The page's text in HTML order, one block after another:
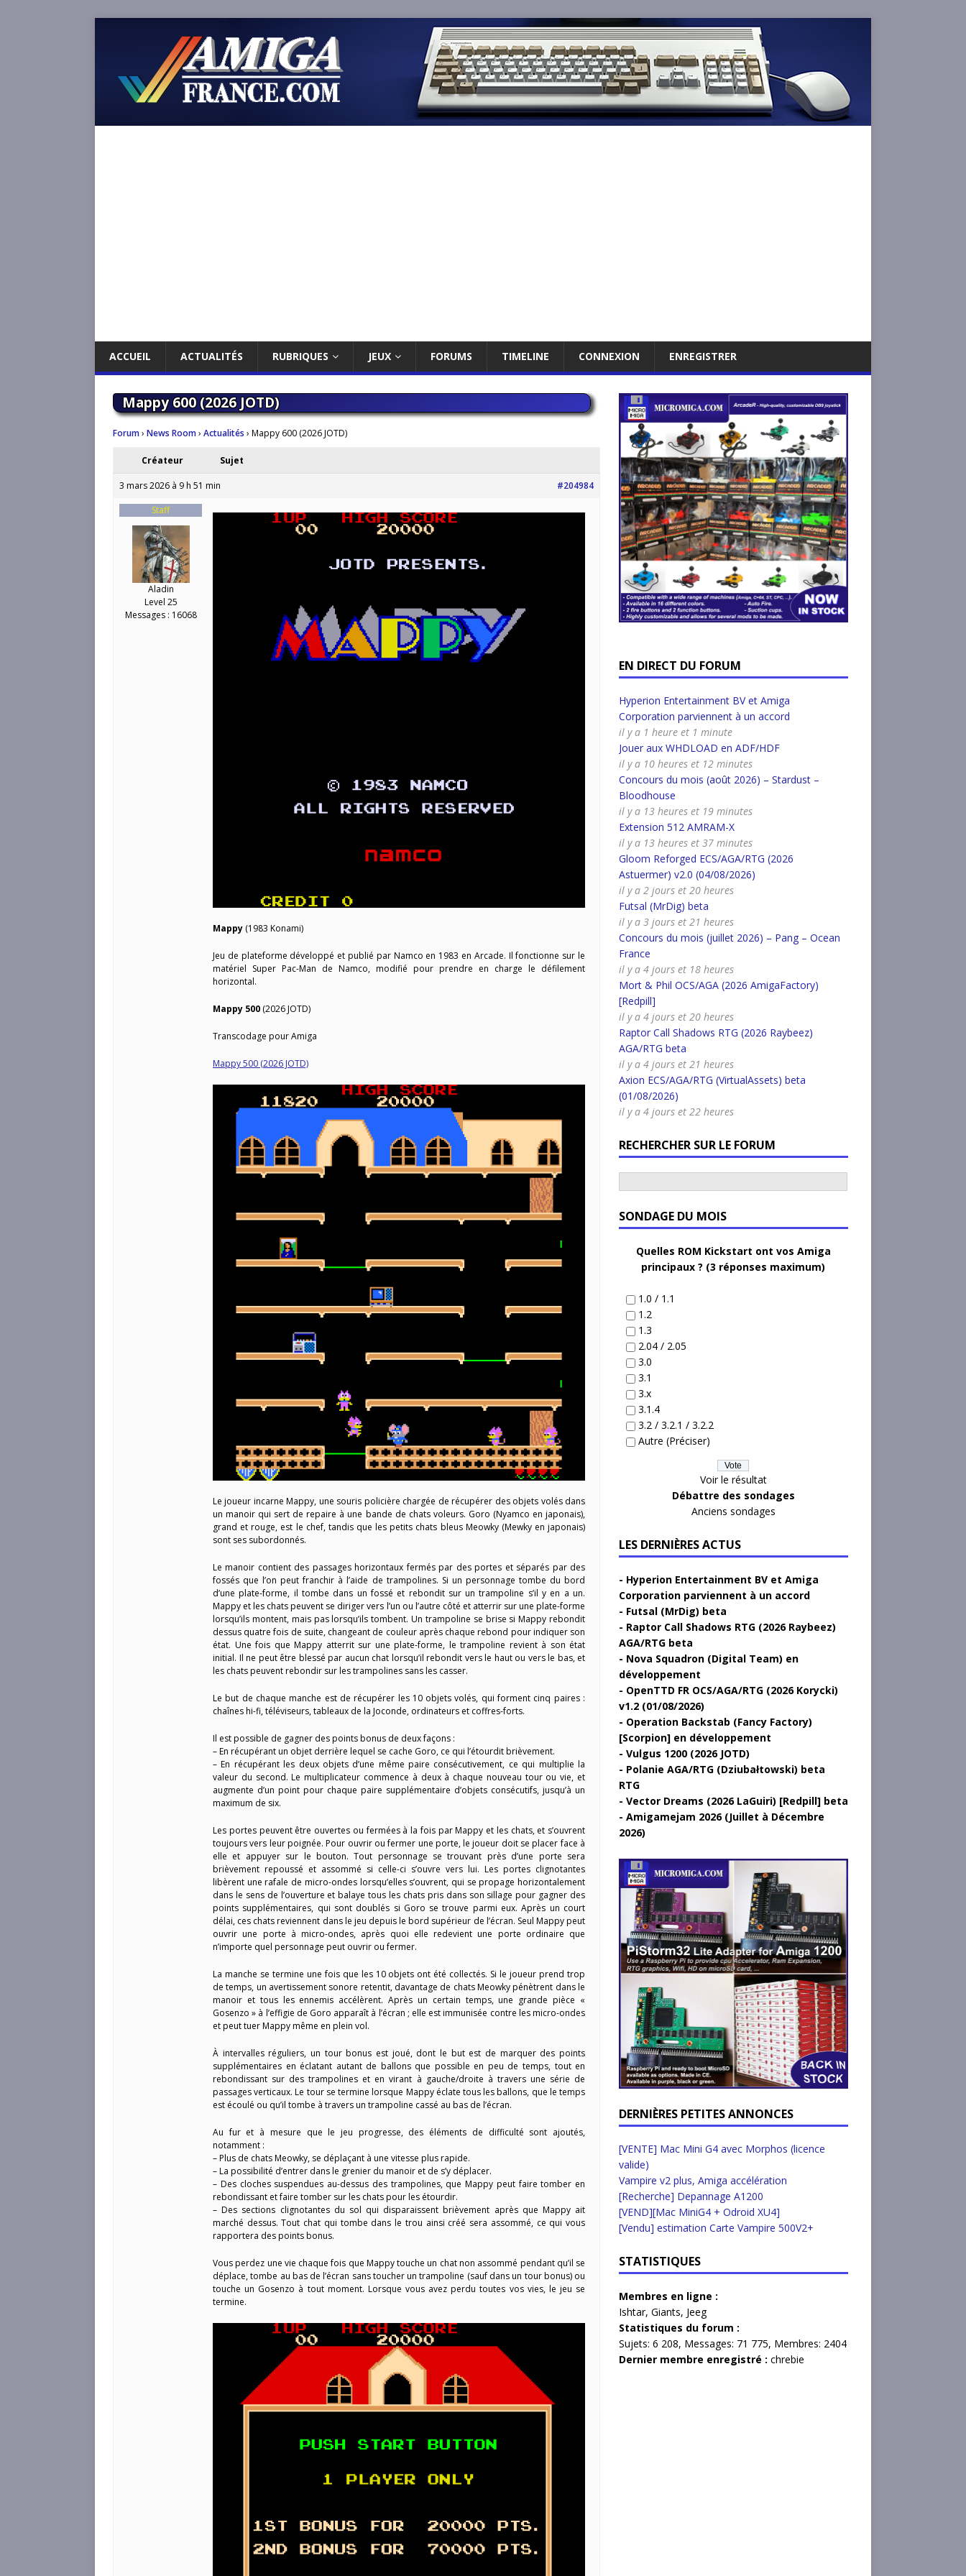
ACCUEIL ACTUALITÉS RUBRIQUES JEUX FORUMS TIMELINE CONNEXION ENREGISTRER
Mappy 600 (2026 JOTD)
Forum› News Room› Actualités › Mappy 600 (2026 JOTD)
Créateur Sujet
3 mars 2026 à 9 h 51 min
#204984
Staff
Aladin
Level 25
Messages : 16068
Mappy (1983 Konami)
Jeu de plateforme développé et publié par Namco en 1983 en Arcade. Il fonctionne sur le
matériel Super Pac-Man de Namco, modifié pour prendre en charge le défilement
horizontal.
Mappy 500 (2026 JOTD)
Transcodage pour Amiga
Mappy 500 (2026 JOTD)
Le joueur incarne Mappy, une souris policière chargée de récupérer des objets volés dans
un manoir qui sert de repaire à une bande de chats voleurs. Goro (Nyamco en japonais),
grand et rouge, est le chef, tandis que les petits chats bleus Meowky (Mewky en japonais)
sont ses subordonnés.
Le manoir contient des passages horizontaux fermés par des portes et séparés par des
fossés que l’on peut franchir à l’aide de trampolines. Si un personnage tombe du bord
d’une plate-forme, il tombe dans un fossé et rebondit sur un trampoline s’il y en a un.
Mappy et les chats peuvent se diriger vers l’un ou l’autre côté et atterrir sur une plate-forme
lorsqu’ils montent, mais pas lorsqu’ils tombent. Un trampoline se brise si Mappy rebondit
dessus quatre fois de suite, changeant de couleur après chaque rebond pour indiquer son
état. Une fois que Mappy atterrit sur une plate-forme, le trampoline revient à son état
initial. Il ne peut être blessé par aucun chat lorsqu’il rebondit vers le haut ou vers le bas, et
les chats peuvent rebondir sur les trampolines sans les casser.
Le but de chaque manche est de récupérer les 10 objets volés, qui forment cinq paires :
chaînes hi-fi, téléviseurs, tableaux de la Joconde, ordinateurs et coffres-forts.
Il est possible de gagner des points bonus de deux façons :
– En récupérant un objet derrière lequel se cache Goro, ce qui l’étourdit brièvement.
– En récupérant les deux objets d’une même paire consécutivement, ce qui multiplie la
valeur du second. Le multiplicateur commence à deux à chaque nouveau tour ou vie, et
augmente d’un point pour chaque paire supplémentaire d’objets consécutifs, jusqu’à un
maximum de six.
Les portes peuvent être ouvertes ou fermées à la fois par Mappy et les chats, et s’ouvrent
toujours vers leur poignée. Pour ouvrir ou fermer une porte, le joueur doit se placer face à
elle et appuyer sur le bouton. Tout personnage se trouvant près d’une porte sera
brièvement repoussé et assommé si celle-ci s’ouvre vers lui. Les portes clignotantes
libèrent une rafale de micro-ondes lorsqu’elles s’ouvrent, qui se propage horizontalement
dans le sens de l’ouverture et balaye tous les chats pris dans son sillage pour gagner des
points supplémentaires, qui sont doublés si Goro se trouve parmi eux. Après un court
délai, ces chats reviennent dans le jeu depuis le bord supérieur de l’écran. Seul Mappy peut
ouvrir une porte à micro-ondes, après quoi elle redevient une porte ordinaire que
n’importe quel personnage peut ouvrir ou fermer.
La manche se termine une fois que les 10 objets ont été collectés. Si le joueur prend trop
de temps, un avertissement sonore retentit, davantage de chats Meowky pénètrent dans le
manoir et tous les ennemis accélèrent. Après un certain temps, une grande pièce «
Gosenzo » à l’effigie de Goro apparaît à l’écran ; elle est immunisée contre les micro-ondes
et peut tuer Mappy même en plein vol.
À intervalles réguliers, un tour bonus est joué, dont le but est de marquer des points
supplémentaires en éclatant autant de ballons que possible en peu de temps, tout en
rebondissant sur des trampolines et en virant à gauche/droite à travers une série de
passages verticaux. Le tour se termine lorsque Mappy éclate tous les ballons, que le temps
est écoulé ou qu’il tombe à travers un trampoline cassé au bas de l’écran.
Au fur et à mesure que le jeu progresse, des éléments de difficulté sont ajoutés,
notamment :
– Plus de chats Meowky, se déplaçant à une vitesse plus rapide.
– La possibilité d’entrer dans le grenier du manoir et de s’y déplacer.
– Des cloches suspendues au-dessus des trampolines, que Mappy peut faire tomber en
rebondissant et faire tomber sur les chats pour les étourdir.
– Des sections clignotantes du sol qui disparaissent brièvement après que Mappy ait
marché dessus. Tout chat qui tombe dans le trou ainsi créé sera assommé, ce qui vous
rapportera des points bonus.
Vous perdez une vie chaque fois que Mappy touche un chat non assommé pendant qu’il se
déplace, tombe au bas de l’écran sans toucher un trampoline (sauf dans un tour bonus) ou
touche un Gosenzo à tout moment. Lorsque vous avez perdu toutes vos vies, le jeu se
termine.
EN DIRECT DU FORUM
Hyperion Entertainment BV et Amiga
Corporation parviennent à un accord
il y a 1 heure et 1 minute
Jouer aux WHDLOAD en ADF/HDF
il y a 10 heures et 12 minutes
Concours du mois (août 2026) – Stardust –
Bloodhouse
il y a 13 heures et 19 minutes
Extension 512 AMRAM-X
il y a 13 heures et 37 minutes
Gloom Reforged ECS/AGA/RTG (2026
Astuermer) v2.0 (04/08/2026)
il y a 2 jours et 20 heures
Futsal (MrDig) beta
il y a 3 jours et 21 heures
Concours du mois (juillet 2026) – Pang – Ocean
France
il y a 4 jours et 18 heures
Mort & Phil OCS/AGA (2026 AmigaFactory)
[Redpill]
il y a 4 jours et 20 heures
Raptor Call Shadows RTG (2026 Raybeez)
AGA/RTG beta
il y a 4 jours et 21 heures
Axion ECS/AGA/RTG (VirtualAssets) beta
(01/08/2026)
il y a 4 jours et 22 heures
RECHERCHER SUR LE FORUM
SONDAGE DU MOIS
Quelles ROM Kickstart ont vos Amiga
principaux ? (3 réponses maximum)
1.0 / 1.1
1.2
1.3
2.04 / 2.05
3.0
3.1
3.x
3.1.4
3.2 / 3.2.1 / 3.2.2
Autre (Préciser)
Voir le résultat
Débattre des sondages
Anciens sondages
LES DERNIÈRES ACTUS
Hyperion Entertainment BV et Amiga
Corporation parviennent à un accord
Futsal (MrDig) beta
Raptor Call Shadows RTG (2026 Raybeez)
AGA/RTG beta
Nova Squadron (Digital Team) en
développement
OpenTTD FR OCS/AGA/RTG (2026 Korycki)
v1.2 (01/08/2026)
Operation Backstab (Fancy Factory)
[Scorpion] en développement
Vulgus 1200 (2026 JOTD)
Polanie AGA/RTG (Dziubałtowski) beta
RTG
Vector Dreams (2026 LaGuiri) [Redpill] beta
Amigamejam 2026 (Juillet à Décembre
2026)
DERNIÈRES PETITES ANNONCES
[VENTE] Mac Mini G4 avec Morphos (licence
valide)
Vampire v2 plus, Amiga accélération
[Recherche] Depannage A1200
[VEND][Mac MiniG4 + Odroid XU4]
[Vendu] estimation Carte Vampire 500V2+
STATISTIQUES
Membres en ligne :
Ishtar, Giants, Jeeg
Statistiques du forum :
Sujets: 6 208, Messages: 71 775, Membres: 2404
Dernier membre enregistré : chrebie